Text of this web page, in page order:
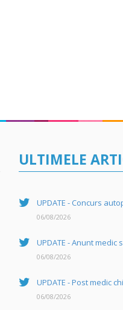
ULTIMELE
UPDATE - Concurs
06/08/2026
UPDATE - Anunt medic
06/08/2026
UPDATE - Post medic
06/08/2026